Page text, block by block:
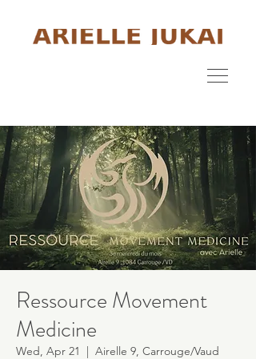
Ressource Movement
Medicine
Wed, Apr 21
  |
Airelle 9, Carrouge/Vaud